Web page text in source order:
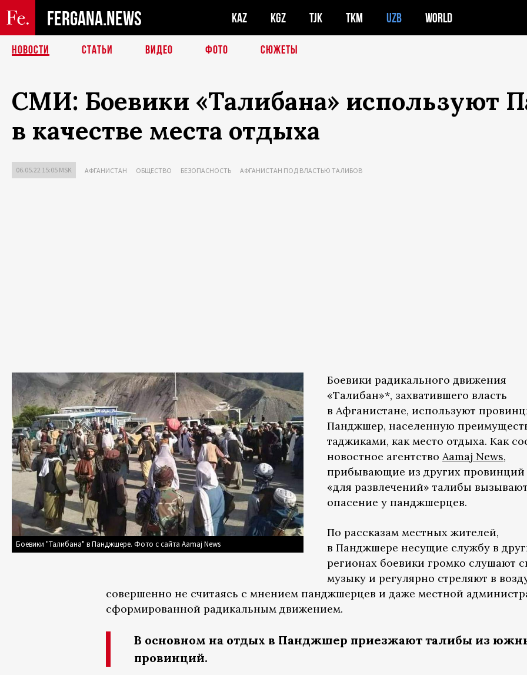
FERGANA.NEWS KAZ KGZ TJK TKM UZB WORLD
НОВОСТИ СТАТЬИ ВИДЕО ФОТО СЮЖЕТЫ
СМИ: Боевики «Талибана» используют
в качестве места отдыха
06.05.22 15:05 MSK АФГАНИСТАН ОБЩЕСТВО БЕЗОПАСНОСТЬ АФГАНИСТАН ПОД ВЛАСТЬЮ ТАЛИБОВ
Боевики "Талибана" в Панджшере. Фото с сайта Aamaj News
Боевики радикального движения
«Талибан»*, захватившего власть
в Афганистане, используют
Панджшер, населенную
таджиками, как место отдыха. Как
новостное агентство Aamaj News,
прибывающие из других провинций
«для развлечений» талибы вызывают
опасение у панджшерцев.
По рассказам местных жителей,
в Панджшере несущие службу в
регионах боевики громко слушают
музыку и регулярно стреляют в
совершенно не считаясь с мнением панджшерцев и даже местной
сформированной радикальным движением.
В основном на отдых в Панджшер приезжают талибы из
провинций.